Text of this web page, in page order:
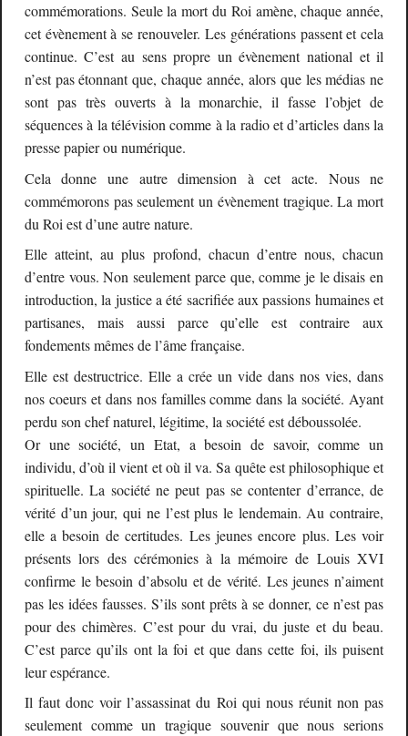
commémorations. Seule la mort du Roi amène, chaque année,
cet évènement à se renouveler. Les générations passent et cela
continue. C’est au sens propre un évènement national et il
n’est pas étonnant que, chaque année, alors que les médias ne
sont pas très ouverts à la monarchie, il fasse l’objet de
séquences à la télévision comme à la radio et d’articles dans la
presse papier ou numérique.
Cela donne une autre dimension à cet acte. Nous ne
commémorons pas seulement un évènement tragique. La mort
du Roi est d’une autre nature.
Elle atteint, au plus profond, chacun d’entre nous, chacun
d’entre vous. Non seulement parce que, comme je le disais en
introduction, la justice a été sacrifiée aux passions humaines et
partisanes, mais aussi parce qu’elle est contraire aux
fondements mêmes de l’âme française.
Elle est destructrice. Elle a crée un vide dans nos vies, dans
nos coeurs et dans nos familles comme dans la société. Ayant
perdu son chef naturel, légitime, la société est déboussolée.
Or une société, un Etat, a besoin de savoir, comme un
individu, d’où il vient et où il va. Sa quête est philosophique et
spirituelle. La société ne peut pas se contenter d’errance, de
vérité d’un jour, qui ne l’est plus le lendemain. Au contraire,
elle a besoin de certitudes. Les jeunes encore plus. Les voir
présents lors des cérémonies à la mémoire de Louis XVI
confirme le besoin d’absolu et de vérité. Les jeunes n’aiment
pas les idées fausses. S’ils sont prêts à se donner, ce n’est pas
pour des chimères. C’est pour du vrai, du juste et du beau.
C’est parce qu’ils ont la foi et que dans cette foi, ils puisent
leur espérance.
Il faut donc voir l’assassinat du Roi qui nous réunit non pas
seulement comme un tragique souvenir que nous serions